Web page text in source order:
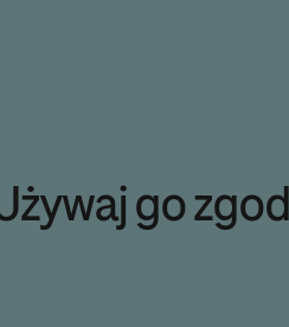
mySugr, która pomaga w
osoby z cukrzycą. Wszystkie
medycznymi. Szczegółowe
go